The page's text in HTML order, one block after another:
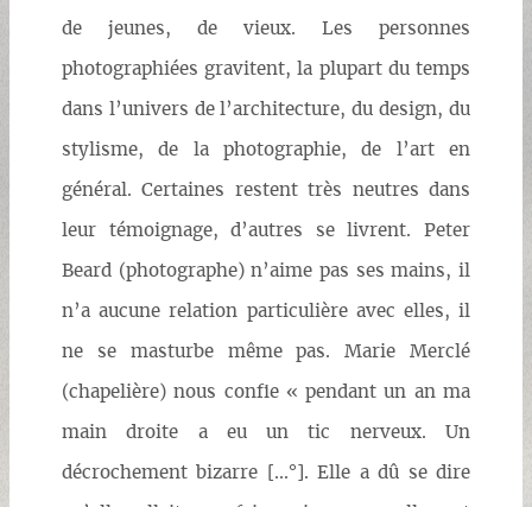
de jeunes, de vieux. Les personnes
photographiées gravitent, la plupart du temps
dans l’univers de l’architecture, du design, du
stylisme, de la photographie, de l’art en
général. Certaines restent très neutres dans
leur témoignage, d’autres se livrent. Peter
Beard (photographe) n’aime pas ses mains, il
n’a aucune relation particulière avec elles, il
ne se masturbe même pas. Marie Merclé
(chapelière) nous confie « pendant un an ma
main droite a eu un tic nerveux. Un
décrochement bizarre [...°]. Elle a dû se dire